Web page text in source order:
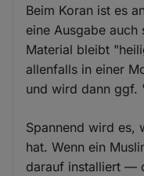
Beim Koran ist es
eine Ausgabe
Material bleibt
allenfalls in einer
und wird dann ggf.
Spannend wird es,
hat. Wenn ein
darauf installiert —